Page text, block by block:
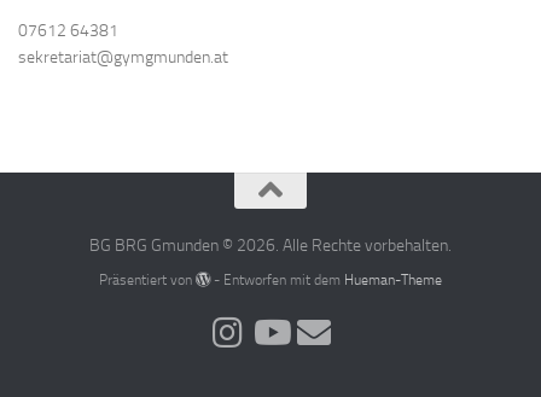
07612 64381
sekretariat@gymgmunden.at
BG BRG Gmunden © 2026. Alle Rechte vorbehalten.
Präsentiert von - Entworfen mit dem Hueman-Theme